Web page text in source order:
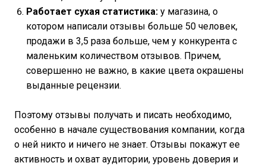
Работает сухая статистика: у магазина, о
котором написали отзывы больше 50 человек,
продажи в 3,5 раза больше, чем у конкурента с
маленьким количеством отзывов. Причем,
совершенно не важно, в какие цвета окрашены
выданные рецензии.
Поэтому отзывы получать и писать необходимо,
особенно в начале существования компании, когда
о ней никто и ничего не знает. Отзывы покажут ее
активность и охват аудитории, уровень доверия и